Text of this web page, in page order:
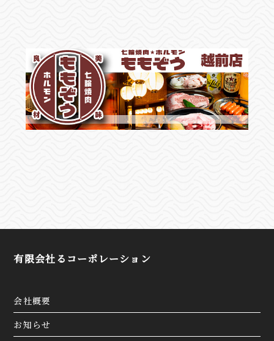
有限会社るコーポレーション
会社概要
お知らせ